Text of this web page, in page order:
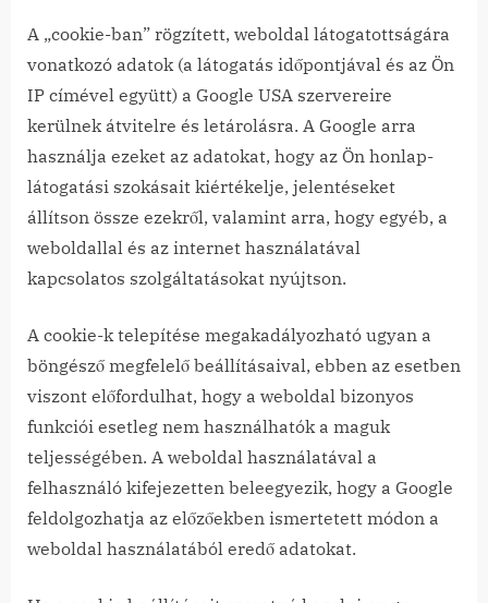
A „cookie-ban” rögzített, weboldal látogatottságára
vonatkozó adatok (a látogatás időpontjával és az Ön
IP címével együtt) a Google USA szervereire
kerülnek átvitelre és letárolásra. A Google arra
használja ezeket az adatokat, hogy az Ön honlap-
látogatási szokásait kiértékelje, jelentéseket
állítson össze ezekről, valamint arra, hogy egyéb, a
weboldallal és az internet használatával
kapcsolatos szolgáltatásokat nyújtson.
A cookie-k telepítése megakadályozható ugyan a
böngésző megfelelő beállításaival, ebben az esetben
viszont előfordulhat, hogy a weboldal bizonyos
funkciói esetleg nem használhatók a maguk
teljességében. A weboldal használatával a
felhasználó kifejezetten beleegyezik, hogy a Google
feldolgozhatja az előzőekben ismertetett módon a
weboldal használatából eredő adatokat.